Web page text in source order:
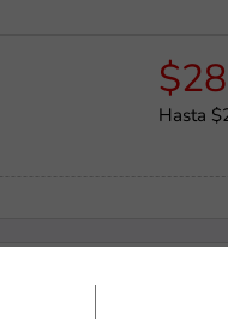
$28
Hasta